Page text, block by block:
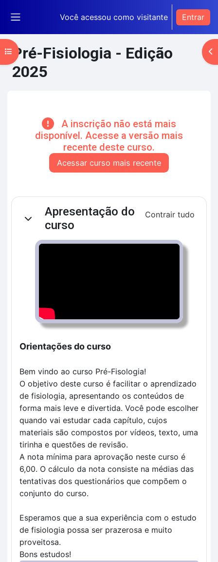
Você acessou como visitante Entrar
Pré-Fisiologia - Edição
2025
A inscrição não está mais
disponível. Acesse a versão mais
recente deste curso.
Acessar curso mais recente
Abrir índice do curso
Contorno da seção
Contrair
Apresentação do
curso
Contrair tudo
Orientações do curso
Bem vindo ao curso Pré-Fisologia!
O objetivo deste curso é facilitar o aprendizado
de fisiologia, apresentando os conteúdos de
forma mais leve e divertida. Você pode escolher
quando vai estudar cada capítulo, cujos
materiais são compostos por vídeos, texto, uma
tirinha e questões de revisão.
A nota mínima para aprovação neste curso é
6,00. O cálculo da nota consiste na médias das
tentativas dos questionários que compõem o
conjunto do curso.
Esperamos que a sua experiência com o estudo
de fisiologia possa ser prazerosa e muito
proveitosa.
Bons estudos!